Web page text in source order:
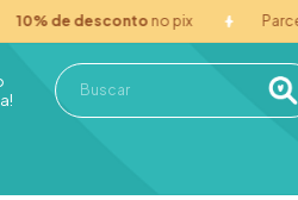
10% de descontono pix